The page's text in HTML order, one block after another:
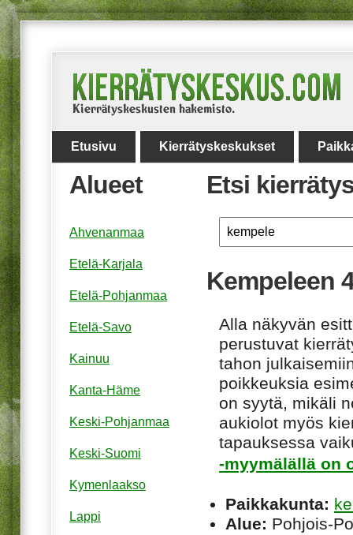
Etusivu Kierrätyskeskukset
Etsi
Kempeleen
Alla näkyvän
perustuvat
tahon
poikkeuksia
on syytä, mikäli
aukiolot myös
tapauksessa
-myymälällä on
Paikkakunta:
Alue: Pohjois-
Alueet
Ahvenanmaa
Etelä-Karjala
Etelä-Pohjanmaa
Etelä-Savo
Kainuu
Kanta-Häme
Keski-Pohjanmaa
Keski-Suomi
Kymenlaakso
Lappi